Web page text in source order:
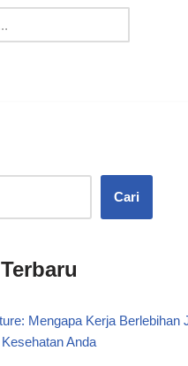
Cari
Mengapa Kerja Berlebihan
Anda